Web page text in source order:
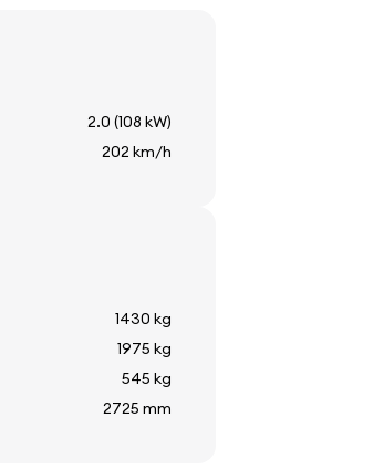
2.0 (108 kW)
202 km/h
1430 kg
1975 kg
545 kg
2725 mm